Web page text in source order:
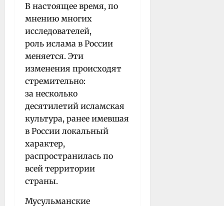
В настоящее время, по
мнению многих
исследователей,
роль ислама в России
меняется. Эти
изменения происходят
стремительно:
за несколько
десятилетий исламская
культура, ранее имевшая
в России локальный
характер,
распространилась по
всей территории
страны.
Мусульманские